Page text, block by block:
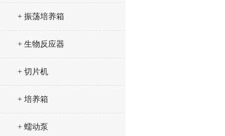
+ 振荡培养箱
+ 生物反应器
+ 切片机
+ 培养箱
+ 蠕动泵